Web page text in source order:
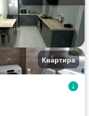
Квартира